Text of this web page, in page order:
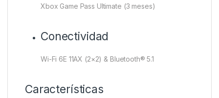
Xbox Game Pass Ultimate (3 meses)
Conectividad
Wi-Fi 6E 11AX (2×2) & Bluetooth® 5.1
Características